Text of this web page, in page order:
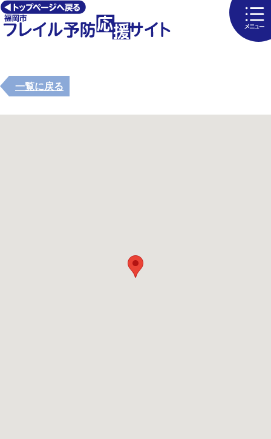
一覧に戻る